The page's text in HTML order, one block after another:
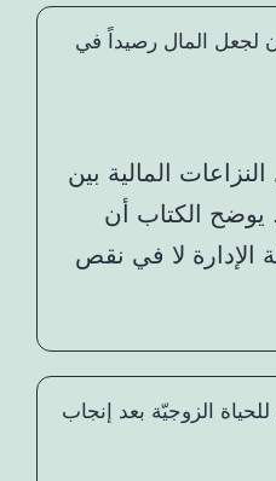
لجعل المال رصيداً في
المالية بين
الكتاب أن
لا في نقص
الزوجيّة بعد إنجاب